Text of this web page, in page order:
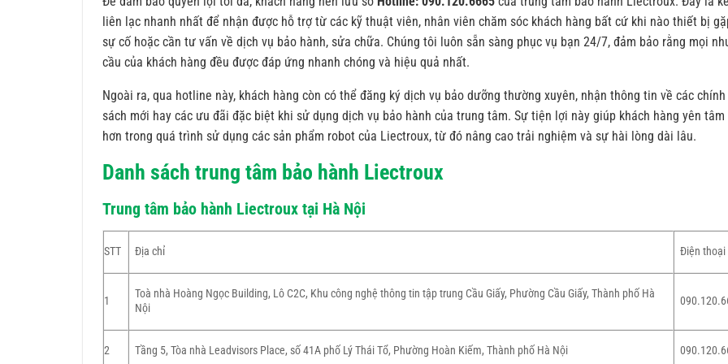
liên lạc nhanh nhất để nhận được hỗ trợ từ các kỹ thuật viên, nhân viên chăm sóc khách hàng bất cứ khi nào thiết bị
sự cố hoặc cần tư vấn về dịch vụ bảo hành, sửa chữa. Chúng tôi luôn sẵn sàng phục vụ bạn 24/7, đảm bảo rằng mọi
cầu của khách hàng đều được đáp ứng nhanh chóng và hiệu quả nhất.
Ngoài ra, qua hotline này, khách hàng còn có thể đăng ký dịch vụ bảo dưỡng thường xuyên, nhận thông tin về các chính
sách mới hay các ưu đãi đặc biệt khi sử dụng dịch vụ bảo hành của trung tâm. Sự tiện lợi này giúp khách hàng yên tâm
hơn trong quá trình sử dụng các sản phẩm robot của Liectroux, từ đó nâng cao trải nghiệm và sự hài lòng dài lâu.
Danh sách trung tâm bảo hành Liectroux
Trung tâm bảo hành Liectroux tại Hà Nội
STT Địa chỉ Điện thoại
1
Toà nhà Hoàng Ngọc Building, Lô C2C, Khu công nghệ thông tin tập trung Cầu Giấy, Phường Cầu Giấy, Thành phố Hà
Nội
2 Tầng 5, Tòa nhà Leadvisors Place, số 41A phố Lý Thái Tổ, Phường Hoàn Kiếm, Thành phố Hà Nội